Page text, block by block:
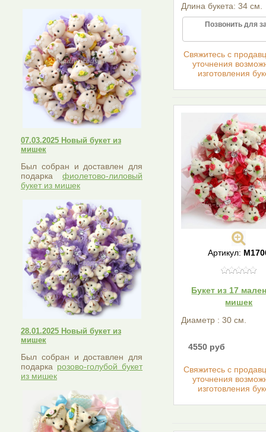
07.03.2025 Новый букет из
мишек
Был собран и доставлен для
подарка фиолетово-лиловый
букет из мишек
28.01.2025 Новый букет из
мишек
Был собран и доставлен для
подарка розово-голубой букет
из мишек
Длина букета: 34 см.
Позвонить для
Cвяжитесь с
уточнения
изготовления
Артикул:
Букет из 17
мишек
Диаметр : 30 см.
4550 руб
Cвяжитесь с
уточнения
изготовления